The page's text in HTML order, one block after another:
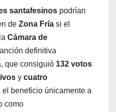
santafesinos podrían
de Zona Fría si el
Cámara de
definitiva
que consiguió 132 votos
y cuatro
el beneficio únicamente a
como